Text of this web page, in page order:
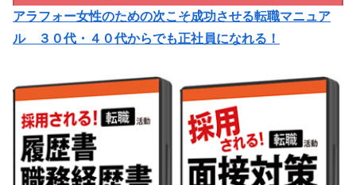
アラフォー女性のための次こそ成功させる転職マニュア
ル ３０代・４０代からでも正社員になれる！